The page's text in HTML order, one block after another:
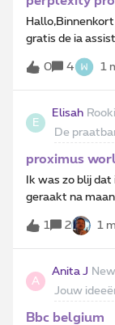
gratis de ia
gebruiken.Wat
0
4 1
E
Elisah
De
proximus
Ik was zo blij
geraakt na
blijkt zo goed
speelde
geraken - en
waarom moet je
euro neemt
prijs van 100
tijd voor niks in
1 2 1
A
Anita J
Jouw
Bbc belgium